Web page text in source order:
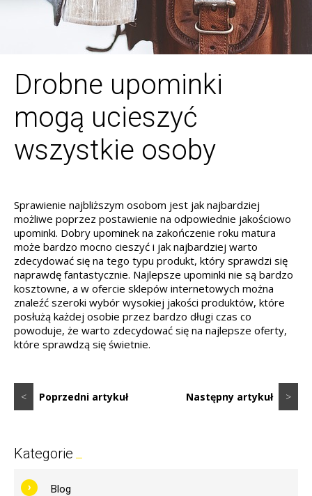
Drobne upominki
mogą ucieszyć
wszystkie osoby
Sprawienie najbliższym osobom jest jak najbardziej
możliwe poprzez postawienie na odpowiednie jakościowo
upominki. Dobry upominek na zakończenie roku matura
może bardzo mocno cieszyć i jak najbardziej warto
zdecydować się na tego typu produkt, który sprawdzi się
naprawdę fantastycznie. Najlepsze upominki nie są bardzo
kosztowne, a w ofercie sklepów internetowych można
znaleźć szeroki wybór wysokiej jakości produktów, które
posłużą każdej osobie przez bardzo długi czas co
powoduje, że warto zdecydować się na najlepsze oferty,
które sprawdzą się świetnie.
< Poprzedni artykuł Następny artykuł >
Kategorie
Blog